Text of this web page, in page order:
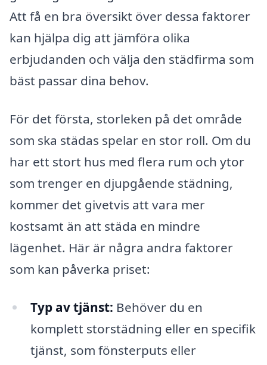
Att få en bra översikt över dessa faktorer
kan hjälpa dig att jämföra olika
erbjudanden och välja den städfirma som
bäst passar dina behov.
För det första, storleken på det område
som ska städas spelar en stor roll. Om du
har ett stort hus med flera rum och ytor
som trenger en djupgående städning,
kommer det givetvis att vara mer
kostsamt än att städa en mindre
lägenhet. Här är några andra faktorer
som kan påverka priset:
Typ av tjänst: Behöver du en
komplett storstädning eller en specifik
tjänst, som fönsterputs eller